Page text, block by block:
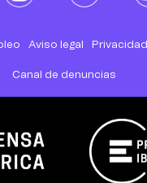
Aviso legal Privacidad
Canal de denuncias